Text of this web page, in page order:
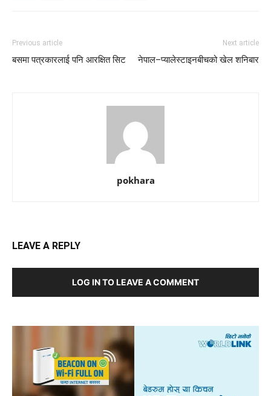
Previous article
बसमा पत्रकारलाई पनि आरक्षित सिट
Next article
नेपाल–प्यालेस्टाइनबीचको खेल शनिबार
pokhara
LEAVE A REPLY
LOG IN TO LEAVE A COMMENT